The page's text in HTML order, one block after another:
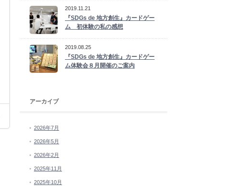
2019.11.21
『SDGs de 地方創生』カードゲー
ム 初体験の私の感想
2019.08.25
『SDGs de 地方創生』カードゲー
ム体験会８月開催のご案内
アーカイブ
2026年7月
2026年5月
2026年2月
2025年11月
2025年10月